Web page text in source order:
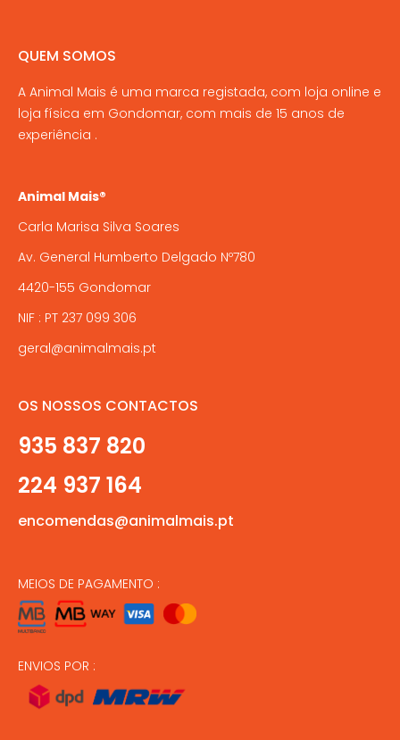
page
be
chosen
QUEM SOMOS
A Animal Mais é uma marca registada, com loja online e
loja física em Gondomar, com mais de 15 anos de
experiência .
Animal Mais®
Carla Marisa Silva Soares
Av. General Humberto Delgado Nº780
4420-155 Gondomar
NIF : PT 237 099 306
geral@animalmais.pt
OS NOSSOS CONTACTOS
935 837 820
224 937 164
encomendas@animalmais.pt
MEIOS DE PAGAMENTO :
ENVIOS POR :